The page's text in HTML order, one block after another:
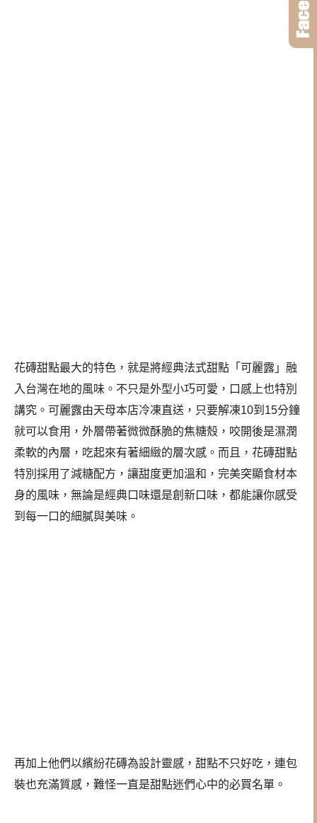
花磚甜點最大的特色，就是將經典法式甜點「可麗露」融
入台灣在地的風味。不只是外型小巧可愛，口感上也特別
講究。可麗露由天母本店冷凍直送，只要解凍10到15分鐘
就可以食用，外層帶著微微酥脆的焦糖殼，咬開後是濕潤
柔軟的內層，吃起來有著細緻的層次感。而且，花磚甜點
特別採用了減糖配方，讓甜度更加溫和，完美突顯食材本
身的風味，無論是經典口味還是創新口味，都能讓你感受
到每一口的細膩與美味。
再加上他們以繽紛花磚為設計靈感，甜點不只好吃，連包
裝也充滿質感，難怪一直是甜點迷們心中的必買名單。